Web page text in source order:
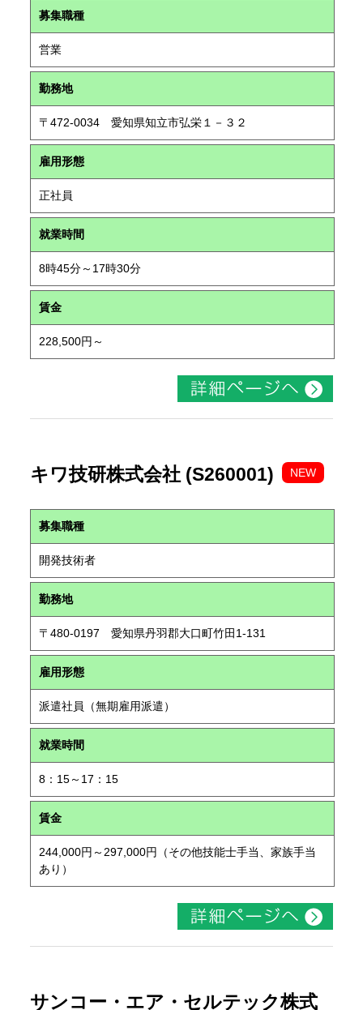
募集職種
営業
勤務地
〒472-0034 愛知県知立市弘栄１－３２
雇用形態
正社員
就業時間
8時45分～17時30分
賃金
228,500円～
キワ技研株式会社 (S260001) NEW
募集職種
開発技術者
勤務地
〒480-0197 愛知県丹羽郡大口町竹田1-131
雇用形態
派遣社員（無期雇用派遣）
就業時間
8：15～17：15
賃金
244,000円～297,000円（その他技能士手当、家族手当
あり）
サンコー・エア・セルテック株式